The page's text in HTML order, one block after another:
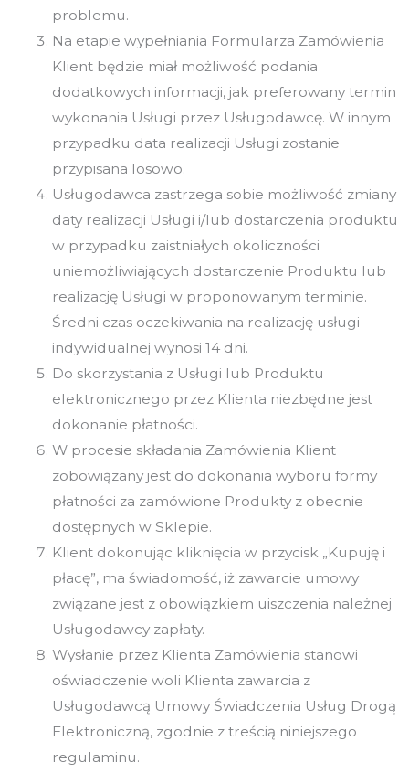
problemu.
Na etapie wypełniania Formularza Zamówienia
Klient będzie miał możliwość podania
dodatkowych informacji, jak preferowany termin
wykonania Usługi przez Usługodawcę. W innym
przypadku data realizacji Usługi zostanie
przypisana losowo.
Usługodawca zastrzega sobie możliwość zmiany
daty realizacji Usługi i/lub dostarczenia produktu
w przypadku zaistniałych okoliczności
uniemożliwiających dostarczenie Produktu lub
realizację Usługi w proponowanym terminie.
Średni czas oczekiwania na realizację usługi
indywidualnej wynosi 14 dni.
Do skorzystania z Usługi lub Produktu
elektronicznego przez Klienta niezbędne jest
dokonanie płatności.
W procesie składania Zamówienia Klient
zobowiązany jest do dokonania wyboru formy
płatności za zamówione Produkty z obecnie
dostępnych w Sklepie.
Klient dokonując kliknięcia w przycisk „Kupuję i
płacę”, ma świadomość, iż zawarcie umowy
związane jest z obowiązkiem uiszczenia należnej
Usługodawcy zapłaty.
Wysłanie przez Klienta Zamówienia stanowi
oświadczenie woli Klienta zawarcia z
Usługodawcą Umowy Świadczenia Usług Drogą
Elektroniczną, zgodnie z treścią niniejszego
regulaminu.